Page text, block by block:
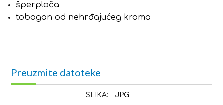
šperploča
tobogan od nehrđajućeg kroma
Preuzmite datoteke
SLIKA: JPG